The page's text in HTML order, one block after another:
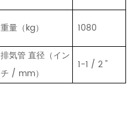
重量（kg） 1080
排気管 直径（イン
チ / mm）
1-1 / 2 ''